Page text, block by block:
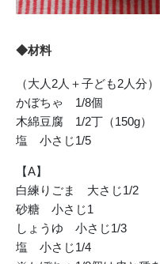
◆材料
（大人2人＋子ども2人分）
かぼちゃ 1/8個
木綿豆腐 1/2丁（150g）
塩 小さじ1/5
【A】
白練りごま 大さじ1/2
砂糖 小さじ1
しょうゆ 小さじ1/3
塩 小さじ1/4